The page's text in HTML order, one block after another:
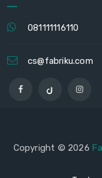
081111116110
cs@fabriku.com
Copyright © 2026